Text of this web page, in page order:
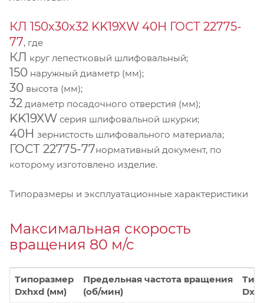
КЛ 150х30х32 KK19XW 40Н ГОСТ 22775-
77, где
КЛ круг лепестковый шлифовальный;
150 наружный диаметр (мм);
30 высота (мм);
32 диаметр посадочного отверстия (мм);
KK19XW серия шлифовальной шкурки;
40Н зернистость шлифовального материала;
ГОСТ 22775-77нормативный документ, по
которому изготовлено изделие.
Типоразмеры и эксплуатационные характеристики
Максимальная скорость
вращения 80 м/с
Типоразмер
Dxhxd (мм)
Предельная частота вращения
(об/мин)